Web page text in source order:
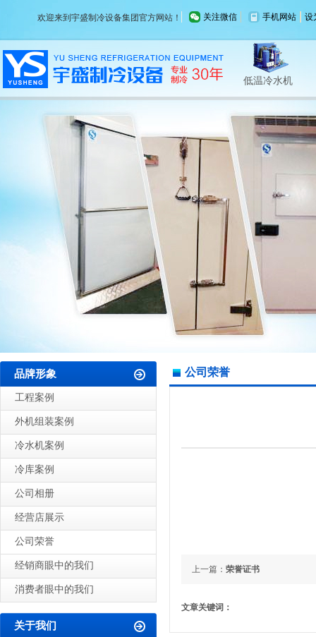
欢迎来到宇盛制冷设备集团官方网站！ 设
手机网站
关注微信
制冷空调 制冷外机 冷油机 低温冷水机
品牌形象
工程案例
外机组装案例
冷水机案例
冷库案例
公司相册
经营店展示
公司荣誉
经销商眼中的我们
消费者眼中的我们
关于我们
公司荣誉
上一篇： 荣誉证书
文章关键词：